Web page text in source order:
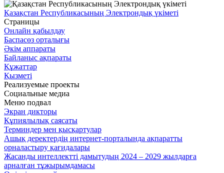
Қазақстан Республикасының Электрондық үкіметі
Страницы
Онлайн қабылдау
Баспасөз орталығы
Әкім аппараты
Байланыс ақпараты
Құжаттар
Қызметі
Реализуемые проекты
Социальные медиа
Меню подвал
Экран дикторы
Құпиялылық саясаты
Терминдер мен қысқартулар
Ашық деректердің интернет-порталында ақпаратты
орналастыру қағидалары
Жасанды интеллектті дамытудың 2024 – 2029 жылдарға
арналған тұжырымдамасы